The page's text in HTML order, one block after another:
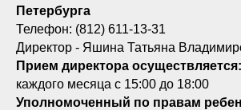
Петербурга
Телефон: (812) 611-13-31
Директор - Яшина Татьяна
Прием директора осуществляется:
каждого месяца с 15:00 до 18:00
Уполномоченный по правам